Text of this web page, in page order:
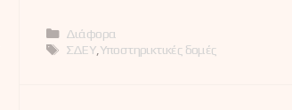
Κατηγορίες
Διάφορα
Ετικέτες
ΣΔΕΥ Υποστηρικτικές δομές